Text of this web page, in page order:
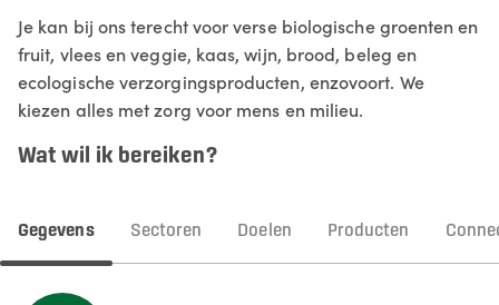
Je kan bij ons terecht voor verse biologische groenten en
fruit, vlees en veggie, kaas, wijn, brood, beleg en
ecologische verzorgingsproducten, enzovoort. We
kiezen alles met zorg voor mens en milieu.
Wat wil ik bereiken?
Gegevens Sectoren Doelen Producten